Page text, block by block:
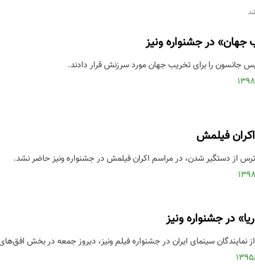
در جشنواره ونیز
جانسون را برای تخریب جهان مورد سرزنش قرار دادند.
فیلمش
ترس از دستگیر شدن، در مراسم اکران فیلمش در جشنواره ونیز حاضر نشد.
در جشنواره ونیز
نمایندگان سینمای ایران در جشنواره فیلم ونیز، دیروز جمعه در بخش